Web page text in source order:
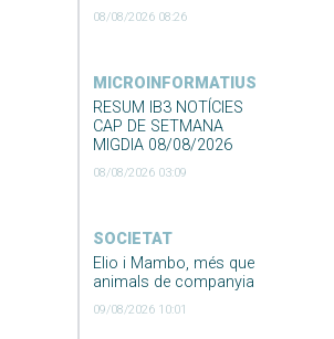
08/08/2026 08:26
MICROINFORMATIUS
RESUM IB3 NOTÍCIES
CAP DE SETMANA
MIGDIA 08/08/2026
08/08/2026 03:09
SOCIETAT
Elio i Mambo, més que
animals de companyia
09/08/2026 10:01